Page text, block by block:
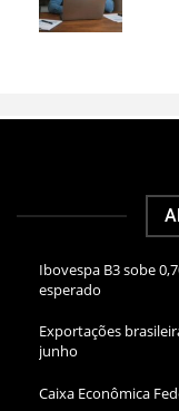
Ibovespa B3 sobe
esperado
Exportações
junho
Caixa Econômica